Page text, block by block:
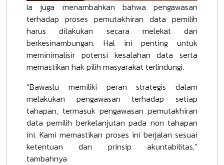
Ia juga menambahkan bahwa pengawasan
terhadap proses pemutakhiran data pemilih
harus dilakukan secara melekat dan
berkesinambungan. Hal ini penting untuk
meminimalisir potensi kesalahan data serta
memastikan hak pilih masyarakat terlindungi.
“Bawaslu memiliki peran strategis dalam
melakukan pengawasan terhadap setiap
tahapan, termasuk pengawasan pemutakhiran
data pemilih berkelanjutan pada non tahapan
ini. Kami memastikan proses ini berjalan sesuai
ketentuan dan prinsip akuntabilitas,”
tambahnya